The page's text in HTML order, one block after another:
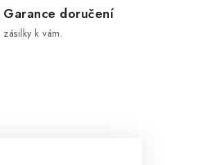
Garance doručení
zásilky k vám.